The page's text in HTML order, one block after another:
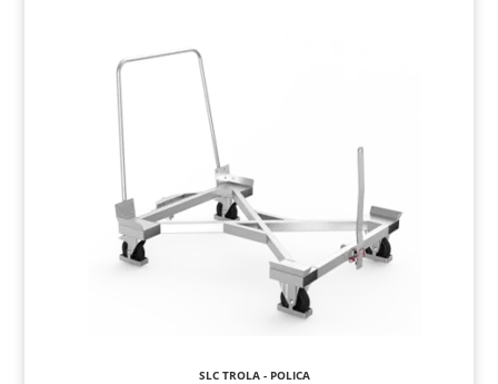
SLC TROLA - POLICA